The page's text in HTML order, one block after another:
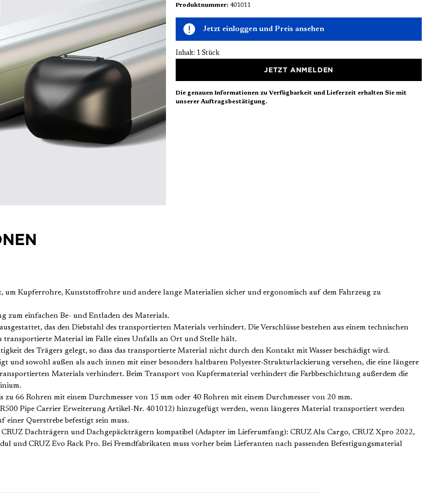
Produktnummer:401011
Jetzt einloggen und Preis ansehen
Inhalt: 1 Stück
JETZT ANMELDEN
Die genauen Informationen zu Verfügbarkeit und Lieferzeit erhalten Sie mit
unserer Auftragsbestätigung.
um Kupferrohre, Kunststoffrohre und andere lange Materialien sicher und ergonomisch auf dem Fahrzeug zu
zum einfachen Be- und Entladen des Materials.
das den Diebstahl des transportierten Materials verhindert. Die Verschlüsse bestehen aus einem technischen
Material im Falle eines Unfalls an Ort und Stelle hält.
des Trägers gelegt, so dass das transportierte Material nicht durch den Kontakt mit Wasser beschädigt wird.
und sowohl außen als auch innen mit einer besonders haltbaren Polyester-Strukturlackierung versehen, die eine längere
Materials verhindert. Beim Transport von Kupfermaterial verhindert die Farbbeschichtung außerdem die
66 Rohren mit einem Durchmesser von 15 mm oder 40 Rohren mit einem Durchmesser von 20 mm.
Pipe Carrier Erweiterung Artikel-Nr. 401012) hinzugefügt werden, wenn längeres Material transportiert werden
einer Querstrebe befestigt sein muss.
Dachträgern und Dachgepäckträgern kompatibel (Adapter im Lieferumfang): CRUZ Alu Cargo, CRUZ Xpro 2022,
und CRUZ Evo Rack Pro. Bei Fremdfabrikaten muss vorher beim Lieferanten nach passenden Befestigungsmaterial